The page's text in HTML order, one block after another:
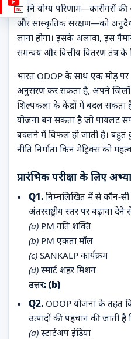
मापने योग्य परिणाम—कारीगरों
और सांस्कृतिक संरक्षण—को
लाना होगा। इसके अलावा, इस
समन्वय और वित्तीय वितरण तंत्र
भारत ODOP के साथ एक मोड़ पर
अनुसरण कर सकता है, अपने जिलों
शिल्पकला के केंद्रों में बदल सकता
योजना बन सकता है जो पायलट
बदलने में विफल हो जाती है। बहुत
नीति निर्माता किन मेट्रिक्स को
प्रारंभिक परीक्षा के लिए
Q1. निम्नलिखित में से कौन-
अंतरराष्ट्रीय स्तर पर बढ़ावा
(a) PM गति शक्ति
(b) PM एकता मॉल
(c) SANKALP कार्यक्रम
(d) स्मार्ट शहर मिशन
उत्तर: (b)
Q2. ODOP योजना के तहत
उत्पादों की पहचान की जाती है
(a) स्टार्टअप इंडिया
NE